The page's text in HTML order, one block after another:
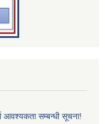
आवश्यकता सम्बन्धी सूचना!